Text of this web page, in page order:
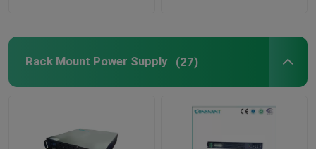
Sistem Listrik UPS
Rack Mount Power Supply (27)